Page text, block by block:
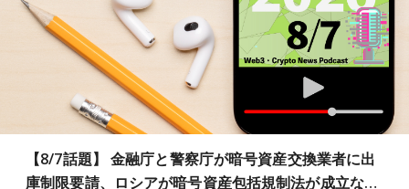
【8/7話題】 金融庁と警察庁が暗号資産交換業者に出
庫制限要請、ロシアが暗号資産包括規制法が成立な…